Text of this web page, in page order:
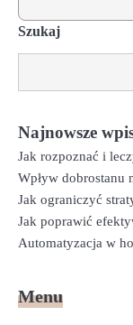
Szukaj
Najnowsze
Jak rozpoznać i
Wpływ dobrostanu
Jak ograniczyć
Jak poprawić
Automatyzacja w
Menu